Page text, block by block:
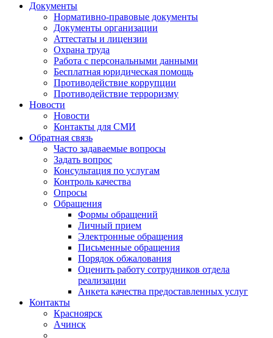
Документы
Нормативно-правовые документы
Документы организации
Аттестаты и лицензии
Охрана труда
Работа с персональными данными
Бесплатная юридическая помощь
Противодействие коррупции
Противодействие терроризму
Новости
Новости
Контакты для СМИ
Обратная связь
Часто задаваемые вопросы
Задать вопрос
Консультация по услугам
Контроль качества
Опросы
Обращения
Формы обращений
Личный прием
Электронные обращения
Письменные обращения
Порядок обжалования
Оценить работу сотрудников отдела
реализации
Анкета качества предоставленных услуг
Контакты
Красноярск
Ачинск